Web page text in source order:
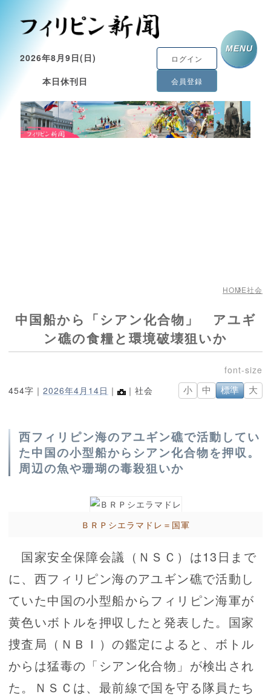
2026年8月9日(日)
本日休刊日
ログイン
会員登録
MENU
HOME社会
中国船から「シアン化合物」 アユギ
ン礁の食糧と環境破壊狙いか
454字｜ 2026年4月14日 ｜ ｜社会 小 中 標準 大
西フィリピン海のアユギン礁で活動してい
た中国の小型船からシアン化合物を押収。
周辺の魚や珊瑚の毒殺狙いか
ＢＲＰシエラマドレ＝国軍
国家安全保障会議（ＮＳＣ）は13日まで
に、西フィリピン海のアユギン礁で活動し
ていた中国の小型船からフィリピン海軍が
黄色いボトルを押収したと発表した。国家
捜査局（ＮＢＩ）の鑑定によると、ボトル
からは猛毒の「シアン化合物」が検出され
た。ＮＳＣは、最前線で国を守る隊員たち